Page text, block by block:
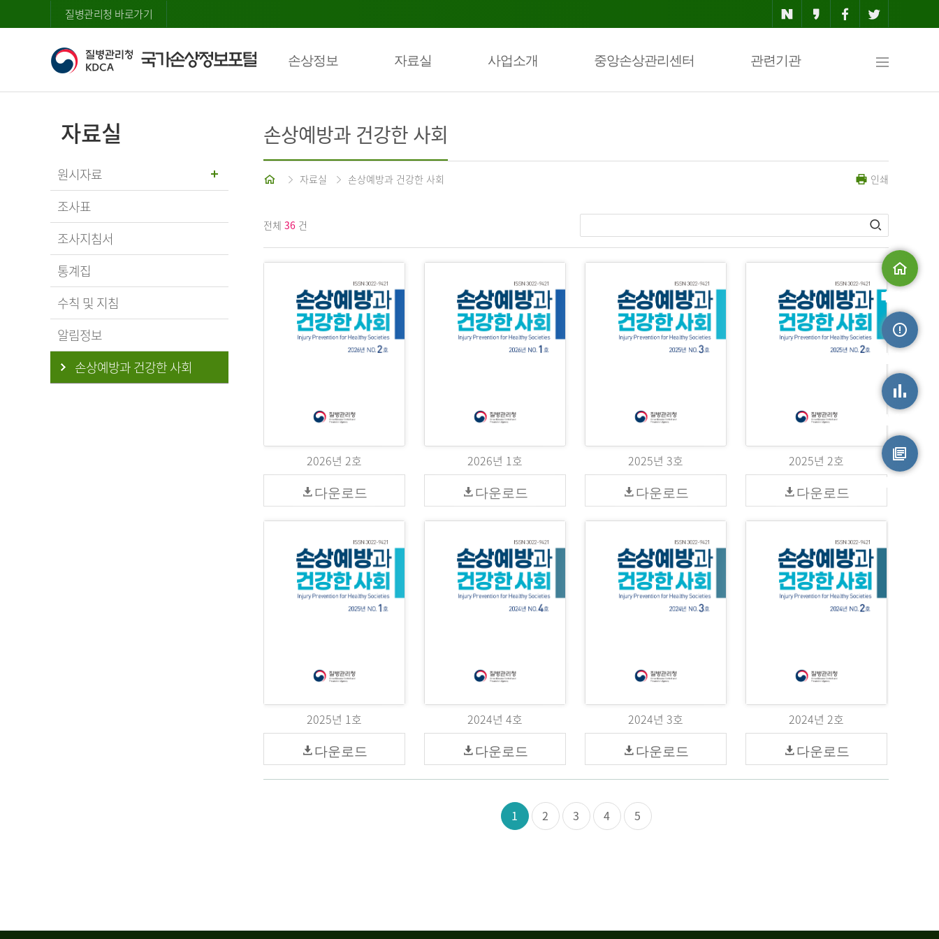
질병관리청 바로가기
손상정보 자료실 사업소개 중앙손상관리센터 관련기관
맵
자료실
원시자료
조사표
조사지침서
통계집
수칙 및 지침
알림정보
손상예방과 건강한 사회
손상예방과 건강한 사회
홈 자료실 손상예방과 건강한 사회 인쇄
전체 36 건
2026년 2호
다운로드
2026년 1호
다운로드
2025년 3호
다운로드
2025년 2호
다운로드
2025년 1호
다운로드
2024년 4호
다운로드
2024년 3호
다운로드
2024년 2호
다운로드
1 2 3 4 5
메인으로
원시자료